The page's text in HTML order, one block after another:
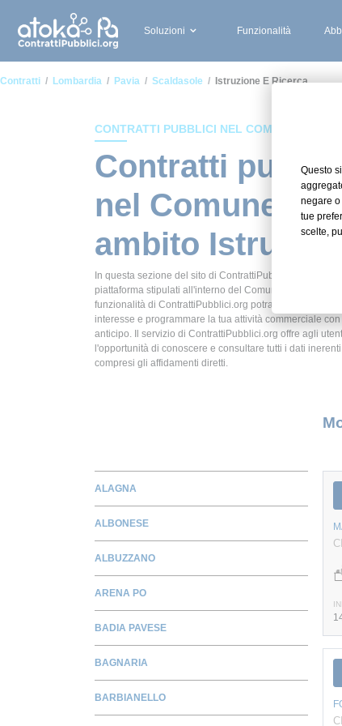
Soluzioni Funzionalità
Contratti Lombardia Pavia Scaldasole Istruzione E Ricerca
CONTRATTI PUBBLICI NEL COMUNE DI
Contratti
nel Comune di
ambito
In questa sezione del sito di ContrattiPubblici.org potrai
piattaforma stipulati all'interno del Comune di
funzionalità di ContrattiPubblici.org potrai monitorare la
interesse e programmare la tua attività commerciale
anticipo. Il servizio di ContrattiPubblici.org offre agli
l'opportunità di conoscere e consultare tutti i dati
compresi gli affidamenti diretti.
ALAGNA
ALBONESE
ALBUZZANO
ARENA PO
BADIA PAVESE
BAGNARIA
BARBIANELLO